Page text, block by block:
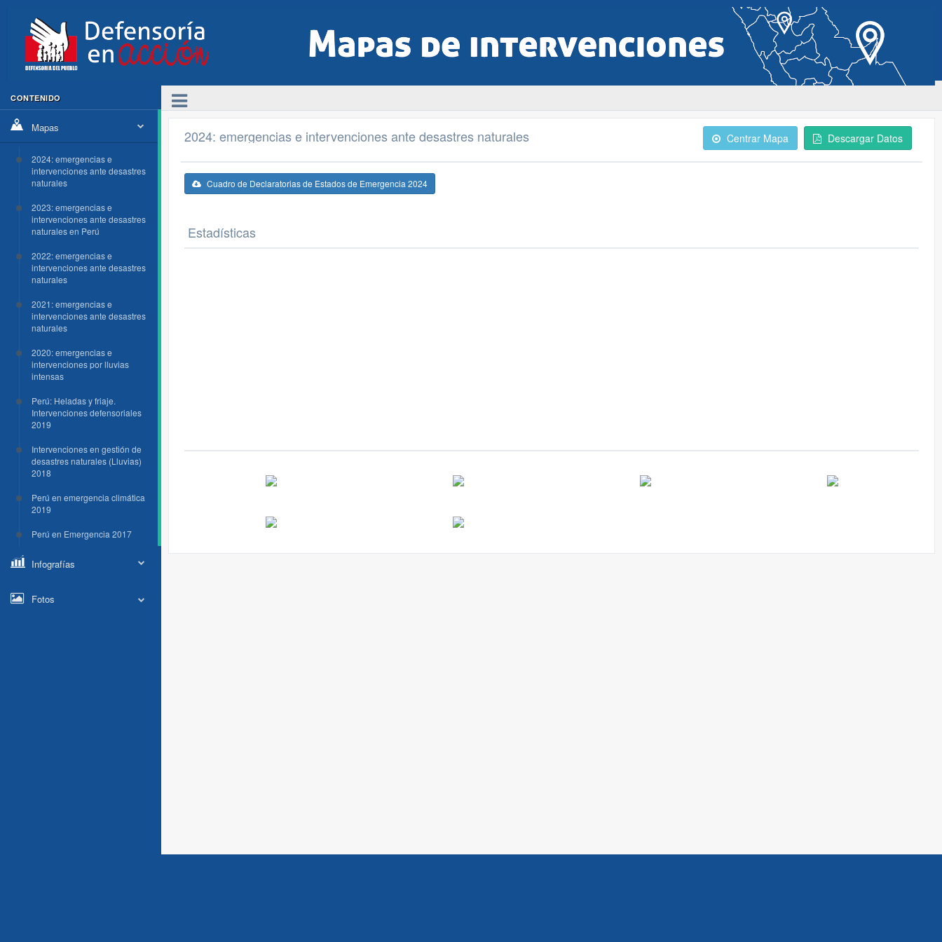
CONTENIDO
Mapas
2024: emergencias e
intervenciones ante desastres
naturales
2023: emergencias e
intervenciones ante desastres
naturales en Perú
2022: emergencias e
intervenciones ante desastres
naturales
2021: emergencias e
intervenciones ante desastres
naturales
2020: emergencias e
intervenciones por lluvias
intensas
Perú: Heladas y friaje.
Intervenciones defensoriales
2019
Intervenciones en gestión de
desastres naturales (Lluvias)
2018
Perú en emergencia climática
2019
Perú en Emergencia 2017
Infografías
Fotos
2024: emergencias e intervenciones ante desastres naturales Centrar Mapa Descargar Datos
Cuadro de Declaratorias de Estados de Emergencia 2024
Estadísticas